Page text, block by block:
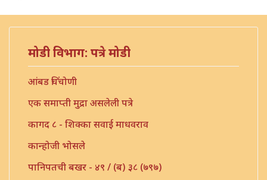
मोडी विभाग: पत्रे मोडी
आंबड चिंचोणी
एक समाप्ती मुद्रा असलेली पत्रे
कागद ८ - शिक्का सवाई माधवराव
कान्होजी भोसले
पानिपतची बखर - ४९ / (ब) ३८ (७९७)